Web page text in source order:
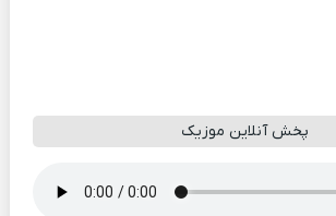
پخش آنلاین موزیک